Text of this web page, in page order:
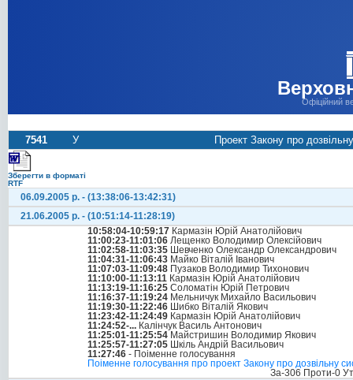
Офіційний
7541 У Проект Закону про
Зберегти в форматі
RTF
06.09.2005 р. - (13:38:06-13:42:31)
21.06.2005 р. - (10:51:14-11:28:19)
10:58:04-10:59:17 Кармазін Юрій Анатолійович
11:00:23-11:01:06 Лещенко Володимир Олексійович
11:02:58-11:03:35 Шевченко Олександр Олександрович
11:04:31-11:06:43 Майко Віталій Іванович
11:07:03-11:09:48 Пузаков Володимир Тихонович
11:10:00-11:13:11 Кармазін Юрій Анатолійович
11:13:19-11:16:25 Соломатін Юрій Петрович
11:16:37-11:19:24 Мельничук Михайло Васильович
11:19:30-11:22:46 Шибко Віталій Якович
11:23:42-11:24:49 Кармазін Юрій Анатолійович
11:24:52-... Калінчук Василь Антонович
11:25:01-11:25:54 Майстришин Володимир Якович
11:25:57-11:27:05 Шкіль Андрій Васильович
11:27:46 - Поіменне голосування
Поіменне голосування про проект Закону про дозвільну
За-306 Проти-0